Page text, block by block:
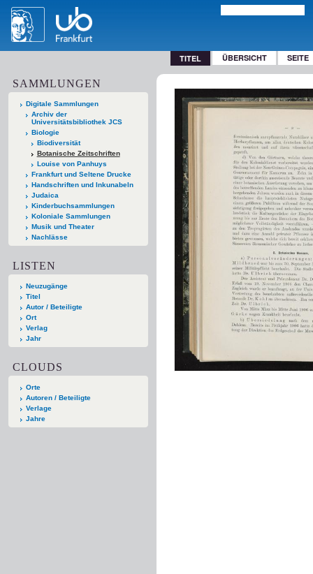
TITEL ÜBERSICHT SEITE
SAMMLUNGEN
Digitale Sammlungen
Archiv der
Universitätsbibliothek JCS
Biologie
Biodiversität
Botanische Zeitschriften
Louise von Panhuys
Frankfurt und Seltene Drucke
Handschriften und Inkunabeln
Judaica
Kinderbuchsammlungen
Koloniale Sammlungen
Musik und Theater
Nachlässe
LISTEN
Neuzugänge
Titel
Autor / Beteiligte
Ort
Verlag
Jahr
CLOUDS
Orte
Autoren / Beteiligte
Verlage
Jahre